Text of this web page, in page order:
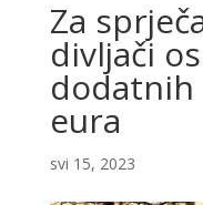
Za
divljači
dodatnih
eura
svi 15, 2023